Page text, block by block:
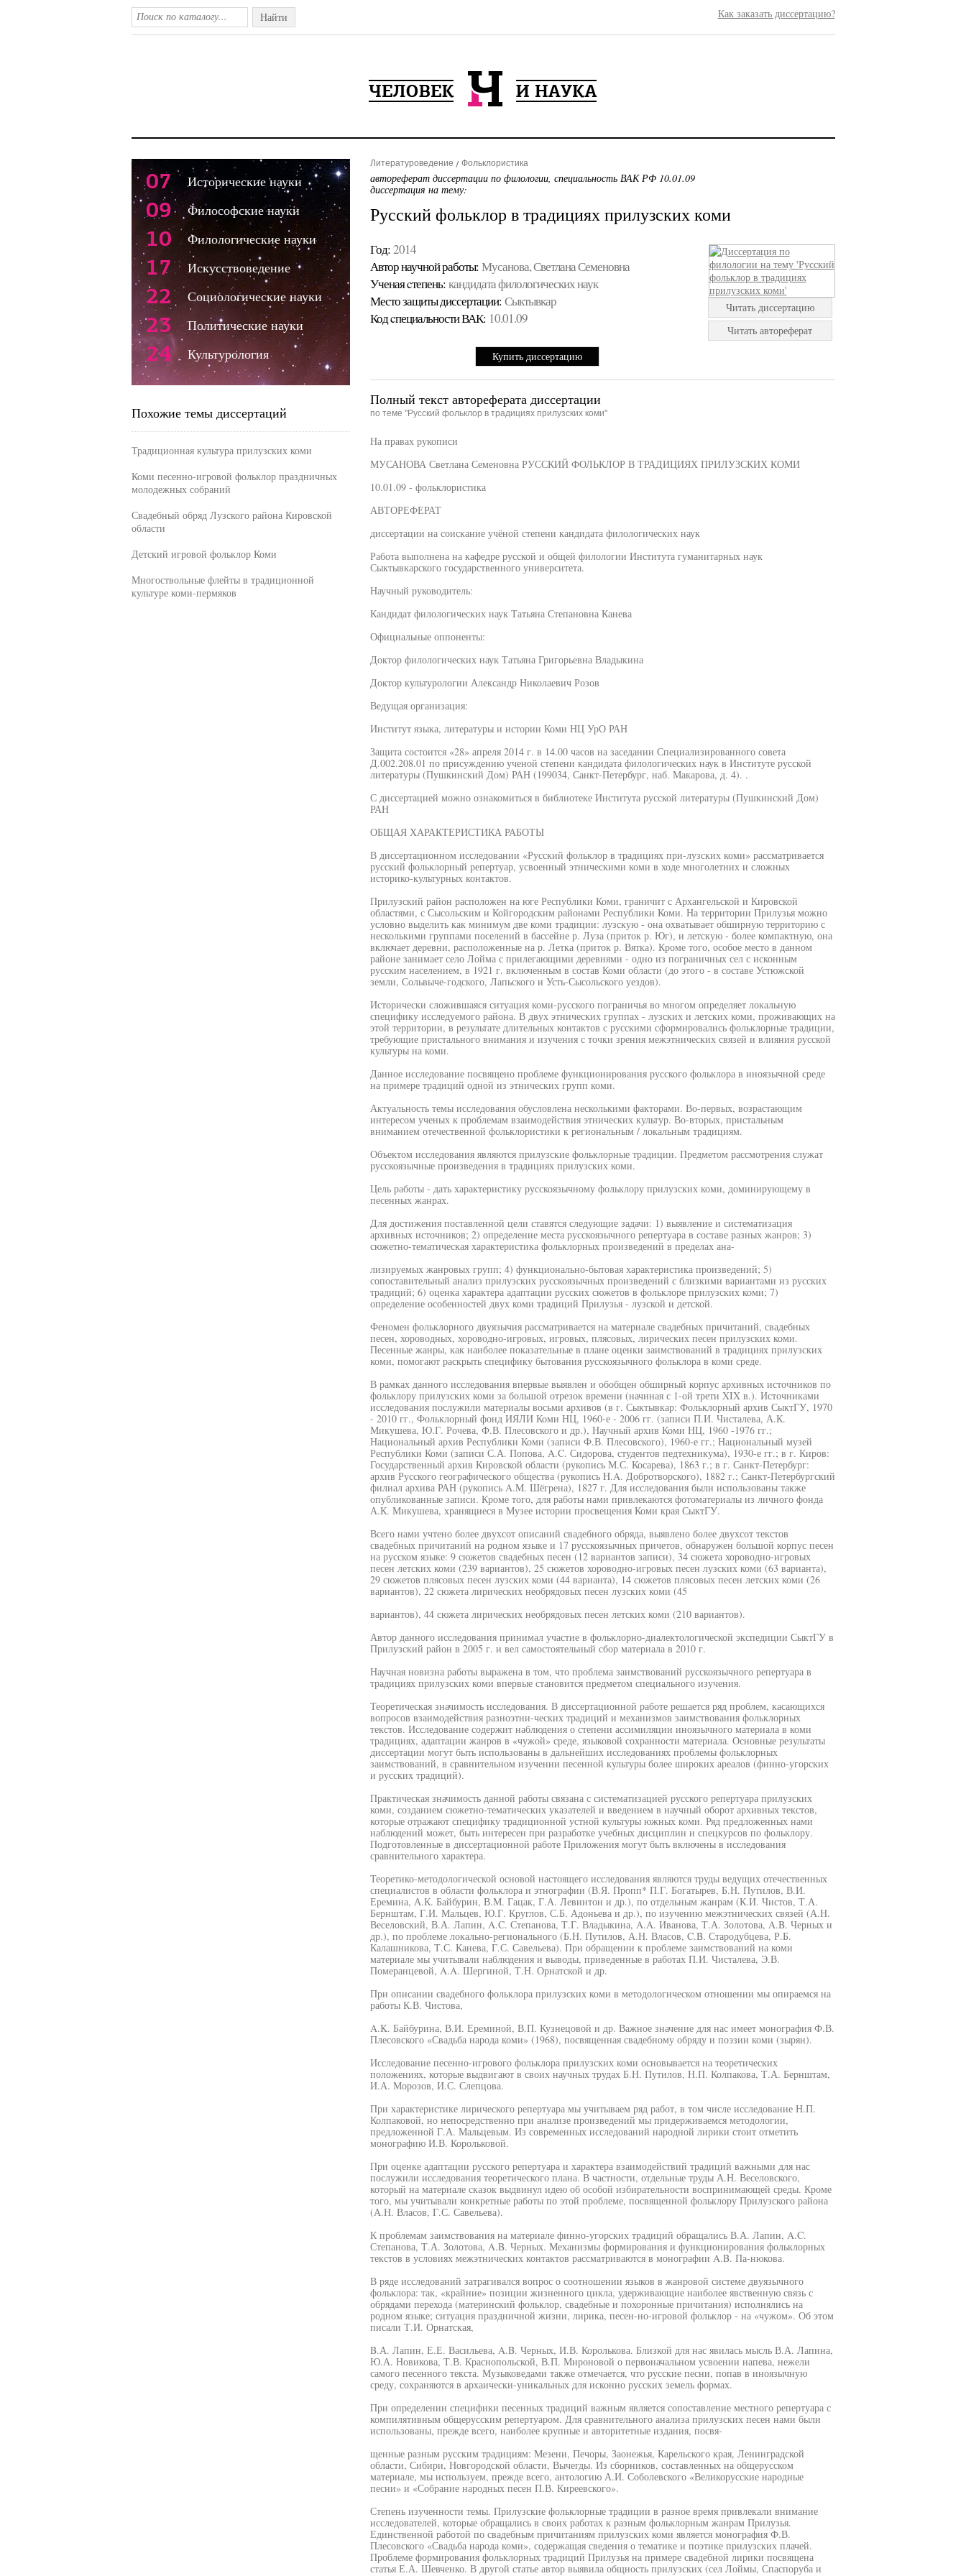
Найти Как заказать диссертацию?
Литературоведение Фольклористика
автореферат диссертации по филологии, специальность ВАК РФ 10.01.09
диссертация на тему:
Русский фольклор в традициях прилузских коми
Год: 2014
Автор научной работы: Мусанова, Светлана Семеновна
Ученая cтепень: кандидата филологических наук
Место защиты диссертации: Сыктывкар
Код cпециальности ВАК: 10.01.09
Купить диссертацию
Читать диссертацию
Читать автореферат
Полный текст автореферата диссертации
по теме "Русский фольклор в традициях прилузских коми"
На правах рукописи
МУСАНОВА Светлана Семеновна РУССКИЙ ФОЛЬКЛОР В ТРАДИЦИЯХ ПРИЛУЗСКИХ КОМИ
10.01.09 - фольклористика
АВТОРЕФЕРАТ
диссертации на соискание учёной степени кандидата филологических наук
Работа выполнена на кафедре русской и общей филологии Института гуманитарных наук
Сыктывкарского государственного университета.
Научный руководитель:
Кандидат филологических наук Татьяна Степановна Канева
Официальные оппоненты:
Доктор филологических наук Татьяна Григорьевна Владыкина
Доктор культурологии Александр Николаевич Розов
Ведущая организация:
Институт языка, литературы и истории Коми НЦ УрО РАН
Защита состоится «28» апреля 2014 г. в 14.00 часов на заседании Специализированного совета
Д.002.208.01 по присуждению ученой степени кандидата филологических наук в Институте русской
литературы (Пушкинский Дом) РАН (199034, Санкт-Петербург, наб. Макарова, д. 4). .
С диссертацией можно ознакомиться в библиотеке Института русской литературы (Пушкинский Дом)
РАН
ОБЩАЯ ХАРАКТЕРИСТИКА РАБОТЫ
В диссертационном исследовании «Русский фольклор в традициях при-лузских коми» рассматривается
русский фольклорный репертуар, усвоенный этническими коми в ходе многолетних и сложных
историко-культурных контактов.
Прилузский район расположен на юге Республики Коми, граничит с Архангельской и Кировской
областями, с Сысольским и Койгородским районами Республики Коми. На территории Прилузья можно
условно выделить как минимум две коми традиции: лузскую - она охватывает обширную территорию с
несколькими группами поселений в бассейне р. Луза (приток р. Юг), и летскую - более компактную, она
включает деревни, расположенные на р. Летка (приток р. Вятка). Кроме того, особое место в данном
районе занимает село Лойма с прилегающими деревнями - одно из пограничных сел с исконным
русским населением, в 1921 г. включенным в состав Коми области (до этого - в составе Устюжской
земли, Сольвыче-годского, Лапьского и Усть-Сысольского уездов).
Исторически сложившаяся ситуация коми-русского пограничья во многом определяет локальную
специфику исследуемого района. В двух этнических группах - лузских и летских коми, проживающих на
этой территории, в результате длительных контактов с русскими сформировались фольклорные традиции,
требующие пристального внимания и изучения с точки зрения межэтнических связей и влияния русской
культуры на коми.
Данное исследование посвящено проблеме функционирования русского фольклора в иноязычной среде
на примере традиций одной из этнических групп коми.
Актуальность темы исследования обусловлена несколькими факторами. Во-первых, возрастающим
интересом ученых к проблемам взаимодействия этнических культур. Во-вторых, пристальным
вниманием отечественной фольклористики к региональным / локальным традициям.
Объектом исследования являются прилузские фольклорные традиции. Предметом рассмотрения служат
русскоязычные произведения в традициях прилузских коми.
Цель работы - дать характеристику русскоязычному фольклору прилузских коми, доминирующему в
песенных жанрах.
Для достижения поставленной цели ставятся следующие задачи: 1) выявление и систематизация
архивных источников; 2) определение места русскоязычного репертуара в составе разных жанров; 3)
сюжетно-тематическая характеристика фольклорных произведений в пределах ана-
лизируемых жанровых групп; 4) функционально-бытовая характеристика произведений; 5)
сопоставительный анализ прилузских русскоязычных произведений с близкими вариантами из русских
традиций; 6) оценка характера адаптации русских сюжетов в фольклоре прилузских коми; 7)
определение особенностей двух коми традиций Прилузья - лузской и детской.
Феномен фольклорного двуязычия рассматривается на материале свадебных причитаний, свадебных
песен, хороводных, хороводно-игровых, игровых, плясовых, лирических песен прилузских коми.
Песенные жанры, как наиболее показательные в плане оценки заимствований в традициях прилузских
коми, помогают раскрыть специфику бытования русскоязычного фольклора в коми среде.
В рамках данного исследования впервые выявлен и обобщен обширный корпус архивных источников по
фольклору прилузских коми за большой отрезок времени (начиная с 1-ой трети XIX в.). Источниками
исследования послужили материалы восьми архивов (в г. Сыктывкар: Фольклорный архив СыктГУ, 1970
- 2010 гг., Фольклорный фонд ИЯЛИ Коми НЦ, 1960-е - 2006 гг. (записи П.И. Чисталева, А.К.
Микушева, Ю.Г. Рочева, Ф.В. Плесовского и др.), Научный архив Коми НЦ, 1960 -1976 гг.;
Национальный архив Республики Коми (записи Ф.В. Плесовского), 1960-е гг.; Национальный музей
Республики Коми (записи С.А. Попова, A.C. Сидорова, студентов педтехникума), 1930-е гг.; в г. Киров:
Государственный архив Кировской области (рукопись М.С. Косарева), 1863 г.; в г. Санкт-Петербург:
архив Русского географического общества (рукопись H.A. Добротворского), 1882 г.; Санкт-Петербургский
филиал архива РАН (рукопись A.M. Шёгрена), 1827 г. Для исследования были использованы также
опубликованные записи. Кроме того, для работы нами привлекаются фотоматериалы из личного фонда
А.К. Микушева, хранящиеся в Музее истории просвещения Коми края СыктГУ.
Всего нами учтено более двухсот описаний свадебного обряда, выявлено более двухсот текстов
свадебных причитаний на родном языке и 17 русскоязычных причетов, обнаружен большой корпус песен
на русском языке: 9 сюжетов свадебных песен (12 вариантов записи), 34 сюжета хороводно-игровых
песен летских коми (239 вариантов), 25 сюжетов хороводно-игровых песен лузских коми (63 варианта),
29 сюжетов плясовых песен лузских коми (44 варианта), 14 сюжетов плясовых песен летских коми (26
вариантов), 22 сюжета лирических необрядовых песен лузских коми (45
вариантов), 44 сюжета лирических необрядовых песен летских коми (210 вариантов).
Автор данного исследования принимал участие в фольклорно-диалектологической экспедиции СыктГУ в
Прилузский район в 2005 г. и вел самостоятельный сбор материала в 2010 г.
Научная новизна работы выражена в том, что проблема заимствований русскоязычного репертуара в
традициях прилузских коми впервые становится предметом специального изучения.
Теоретическая значимость исследования. В диссертационной работе решается ряд проблем, касающихся
вопросов взаимодействия разноэтни-ческих традиций и механизмов заимствования фольклорных
текстов. Исследование содержит наблюдения о степени ассимиляции иноязычного материала в коми
традициях, адаптации жанров в «чужой» среде, языковой сохранности материала. Основные результаты
диссертации могут быть использованы в дальнейших исследованиях проблемы фольклорных
заимствований, в сравнительном изучении песенной культуры более широких ареалов (финно-угорских
и русских традиций).
Практическая значимость данной работы связана с систематизацией русского репертуара прилузских
коми, созданием сюжетно-тематических указателей и введением в научный оборот архивных текстов,
которые отражают специфику традиционной устной культуры южных коми. Ряд предложенных нами
наблюдений может, быть интересен при разработке учебных дисциплин и спецкурсов по фольклору.
Подготовленные в диссертационной работе Приложения могут быть включены в исследования
сравнительного характера.
Теоретико-методологической основой настоящего исследования являются труды ведущих отечественных
специалистов в области фольклора и этнографии (В.Я. Пропп* П.Г. Богатырев, Б.Н. Путилов, В.И.
Еремина, А.К. Байбурин, В.М. Гацак, Г.А. Левинтон и др.), по отдельным жанрам (К.И. Чистов, Т.А.
Бернштам, Г.И. Мальцев, Ю.Г. Круглов, С.Б. Адоньева и др.), по изучению межэтнических связей (А.Н.
Веселовский, В.А. Лапин, A.C. Степанова, Т.Г. Владыкина, A.A. Иванова, Т.А. Золотова, A.B. Черных и
др.), по проблеме локально-регионального (Б.Н. Путилов, А.Н. Власов, C.B. Стародубцева, Р.Б.
Калашникова, Т.С. Канева, Г.С. Савельева). При обращении к проблеме заимствований на коми
материале мы учитывали наблюдения и выводы, приведенные в работах П.И. Чисталева, Э.В.
Померанцевой, A.A. Шергиной, Т.Н. Орнатской и др.
При описании свадебного фольклора прилузских коми в методологическом отношении мы опираемся на
работы К.В. Чистова,
A.K. Байбурина, В.И. Ереминой, В.П. Кузнецовой и др. Важное значение для нас имеет монография Ф.В.
Плесовского «Свадьба народа коми» (1968), посвященная свадебному обряду и поэзии коми (зырян).
Исследование песенно-игрового фольклора прилузских коми основывается на теоретических
положениях, которые выдвигают в своих научных трудах Б.Н. Путилов, Н.П. Колпакова, Т.А. Бернштам,
И.А. Морозов, И.С. Слепцова.
При характеристике лирического репертуара мы учитываем ряд работ, в том числе исследование Н.П.
Колпаковой, но непосредственно при анализе произведений мы придерживаемся методологии,
предложенной Г.А. Мальцевым. Из современных исследований народной лирики стоит отметить
монографию И.В. Корольковой.
При оценке адаптации русского репертуара и характера взаимодействий традиций важными для нас
послужили исследования теоретического плана. В частности, отдельные труды А.Н. Веселовского,
который на материале сказок выдвинул идею об особой избирательности воспринимающей среды. Кроме
того, мы учитывали конкретные работы по этой проблеме, посвященной фольклору Прилузского района
(А.Н. Власов, Г.С. Савельева).
К проблемам заимствования на материале финно-угорских традиций обращались В.А. Лапин, A.C.
Степанова, Т.А. Золотова, A.B. Черных. Механизмы формирования и функционирования фольклорных
текстов в условиях межэтнических контактов рассматриваются в монографии A.B. Па-нюкова.
В ряде исследований затрагивался вопрос о соотношении языков в жанровой системе двуязычного
фольклора: так, «крайние» позиции жизненного цикла, удерживающие наиболее явственную связь с
обрядами перехода (материнский фольклор, свадебные и похоронные причитания) исполнялись на
родном языке; ситуация праздничной жизни, лирика, песен-но-игровой фольклор - на «чужом». Об этом
писали Т.И. Орнатская,
B.А. Лапин, Е.Е. Васильева, A.B. Черных, И.В. Королькова. Близкой для нас явилась мысль В.А. Лапина,
Ю.А. Новикова, Т.В. Краснопольской, В.П. Мироновой о первоначальном усвоении напева, нежели
самого песенного текста. Музыковедами также отмечается, что русские песни, попав в иноязычную
среду, сохраняются в архаически-уникальных для исконно русских земель формах.
При определении специфики песенных традиций важным является сопоставление местного репертуара с
компилятивным общерусским репертуаром. Для сравнительного анализа прилузских песен нами были
использованы, прежде всего, наиболее крупные и авторитетные издания, посвя-
щенные разным русским традициям: Мезени, Печоры, Заонежья, Карельского края, Ленинградской
области, Сибири, Новгородской области, Вычегды. Из сборников, составленных на общерусском
материале, мы используем, прежде всего, антологию А.И. Соболевского «Великорусские народные
песни» и «Собрание народных песен П.В. Киреевского».
Степень изученности темы. Прилузские фольклорные традиции в разное время привлекали внимание
исследователей, которые обращались в своих работах к разным фольклорным жанрам Прилузья.
Единственной работой по свадебным причитаниям прилузских коми является монография Ф.В.
Плесовского «Свадьба народа коми», содержащая сведения о тематике и поэтике прилузских плачей.
Проблеме формирования фольклорных традиций Прилузья на примере свадебной лирики посвящена
статья Е.А. Шевченко. В другой статье автор выявила общность прилузских (сел Лоймы, Спаспоруба и
07 Исторические науки
09 Философские науки
10 Филологические науки
17 Искусствоведение
22 Социологические науки
23 Политические науки
24 Культурология
Похожие темы диссертаций
Традиционная культура прилузских коми
Коми песенно-игровой фольклор праздничных
молодежных собраний
Свадебный обряд Лузского района Кировской
области
Детский игровой фольклор Коми
Многоствольные флейты в традиционной
культуре коми-пермяков